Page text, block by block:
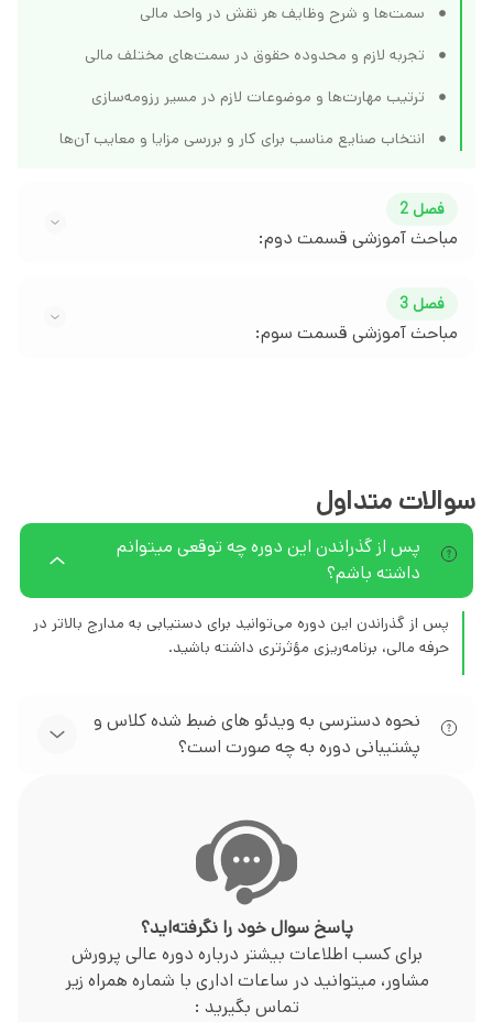
سمت‌ها و شرح وظایف هر نقش در واحد مالی
تجربه لازم و محدوده حقوق در سمت‌های مختلف مالی
ترتیب مهارت‌ها و موضوعات لازم در مسیر رزومه‌سازی
انتخاب صنایع مناسب برای کار و بررسی مزایا و معایب آن‌ها
فصل 2
مباحث آموزشی قسمت دوم:
فصل 3
مباحث آموزشی قسمت سوم:
سوالات متداول
پس از گذراندن این دوره چه توقعی میتوانم
داشته باشم؟
پس از گذراندن این دوره می‌توانید برای دستیابی به مدارج بالاتر در
حرفه مالی، برنامه‌ریزی مؤثرتری داشته باشید.
نحوه دسترسی به ویدئو های ضبط شده کلاس و
پشتیبانی دوره به چه صورت است؟
پاسخ سوال خود را نگرفته‌اید؟
برای کسب اطلاعات بیشتر درباره دوره عالی پرورش
مشاور، میتوانید در ساعات اداری با شماره همراه زیر
تماس بگیرید :